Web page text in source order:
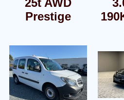
25t AWD
Prestige